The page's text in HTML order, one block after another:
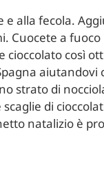
e alla fecola.
Cuocete a
cioccolato così
aiutandovi
strato di
di
natalizio è